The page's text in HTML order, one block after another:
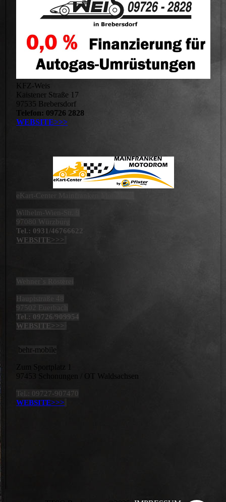
KFZ-Weis
Kaistener Straße 17
97535 Brebersdorf
Telefon: 09726 2828
WEBSITE>>>
eKart-Center Mainfranken Motodrom
Wilhelm-Wien-Str. 9
97080 Würzburg
Tel.: 0931/46766622
WEBSITE>>>
Wehner`s Rösterei
Hauptstraße 48
97502 Euerbach
Tel.: 09726/909954
WEBSITE>>>
behr-mobile
Zum Sportplatz 1
97453 Schonungen / OT Waldsachsen
Tel.: 09727-907470
WEBSITE>>>